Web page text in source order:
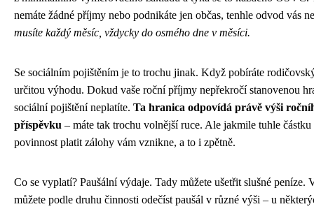
nemáte žádné příjmy nebo podnikáte jen občas, tenhle odvod vás
musíte každý měsíc, vždycky do osmého dne v měsíci.
Se sociálním pojištěním je to trochu jinak. Když pobíráte
určitou výhodu. Dokud vaše roční příjmy nepřekročí stanovenou
sociální pojištění neplatíte. Ta hranica odpovídá právě výši
příspěvku – máte tak trochu volnější ruce. Ale jakmile tuhle
povinnost platit zálohy vám vznikne, a to i zpětně.
Co se vyplatí? Paušální výdaje. Tady můžete ušetřit slušné peníze.
můžete podle druhu činnosti odečíst paušál v různé výši – u